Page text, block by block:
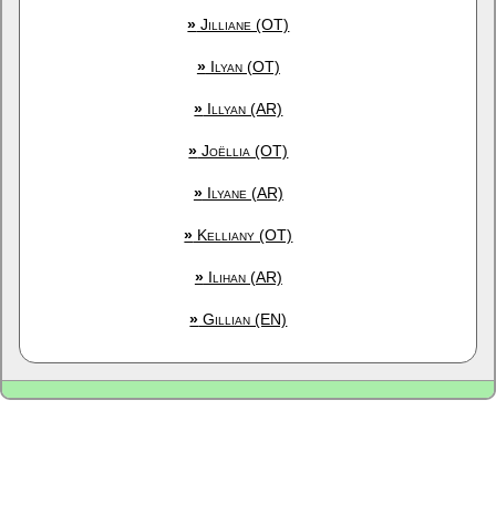
» Jilliane (OT)
»Ilyan (OT)
» Illyan (AR)
» Joëllia (OT)
»Ilyane (AR)
» Kelliany (OT)
»Ilihan (AR)
» Gillian (EN)